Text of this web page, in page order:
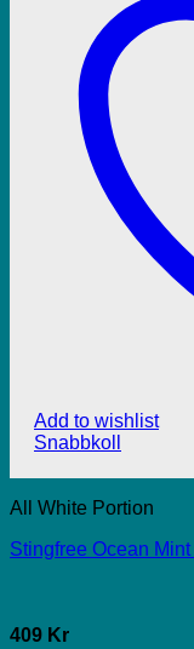
Add to wishlist
Snabbkoll
All White Portion
Stingfree Ocean
409 Kr